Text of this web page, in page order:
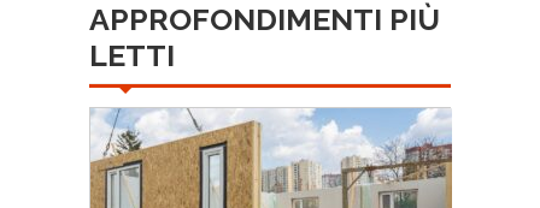
APPROFONDIMENTI PIÙ
LETTI